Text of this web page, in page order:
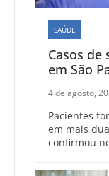
SAÚDE
Casos
em São
4 de agosto,
Pacientes
em mais
confirmou